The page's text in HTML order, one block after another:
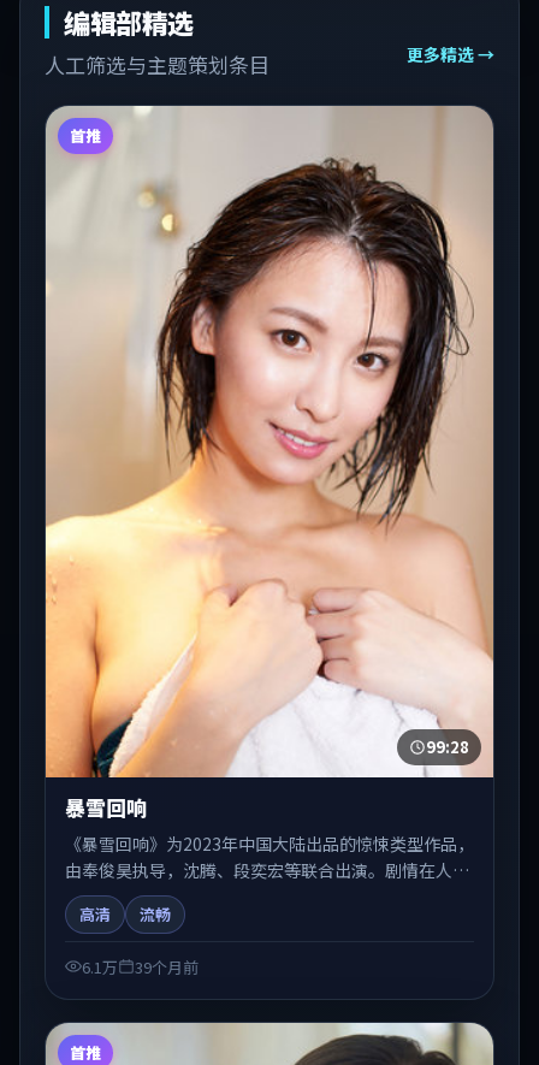
编辑部精选
人工筛选与主题策划条目 更多精选 →
首推
99:28
暴雪回响
《暴雪回响》为2023年中国大陆出品的惊悚类型作品，
由奉俊昊执导，沈腾、段奕宏等联合出演。剧情在人物
弧光与节奏推进中展开，兼具叙事张力与视听质感。适
合关注国产在线观看、热播国产剧与院线佳片的观众收
高清 流畅
6.1万 39个月前
首推